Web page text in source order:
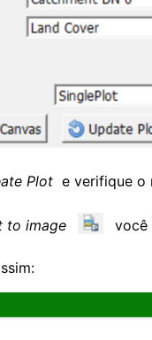
Plot e verifique o
to image você